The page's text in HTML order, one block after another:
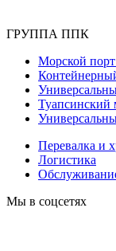
ГРУППА ППК
Морской
Туапсинский
Перевалка и
Логистика
Мы в соцсетях